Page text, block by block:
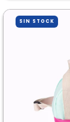
SIN STOCK